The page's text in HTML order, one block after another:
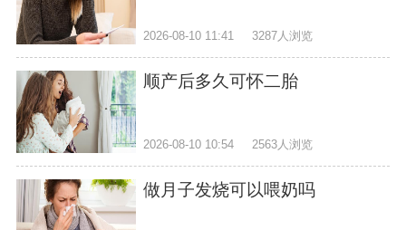
2026-08-10 11:41 3287人浏览
顺产后多久可怀二胎
2026-08-10 10:54 2563人浏览
做月子发烧可以喂奶吗